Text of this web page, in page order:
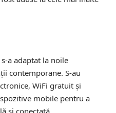
s-a adaptat la noile
contemporane. S-au
WiFi gratuit și
mobile pentru a